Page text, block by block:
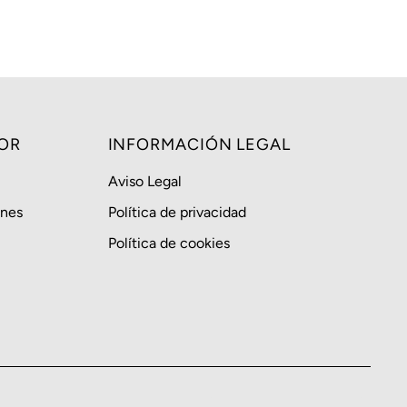
Fecha: antiguo(a) a
reciente
Fecha: reciente a
antiguo(a)
INFORMACIÓN LEGAL
Aviso Legal
Política de privacidad
Política de cookies